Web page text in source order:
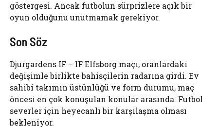
göstergesi. Ancak futbolun sürprizlere açık bir
oyun olduğunu unutmamak gerekiyor.
Son Söz
Djurgardens IF – IF Elfsborg maçı, oranlardaki
değişimle birlikte bahisçilerin radarına girdi. Ev
sahibi takımın üstünlüğü ve form durumu, maç
öncesi en çok konuşulan konular arasında. Futbol
severler için heyecanlı bir karşılaşma olması
bekleniyor.